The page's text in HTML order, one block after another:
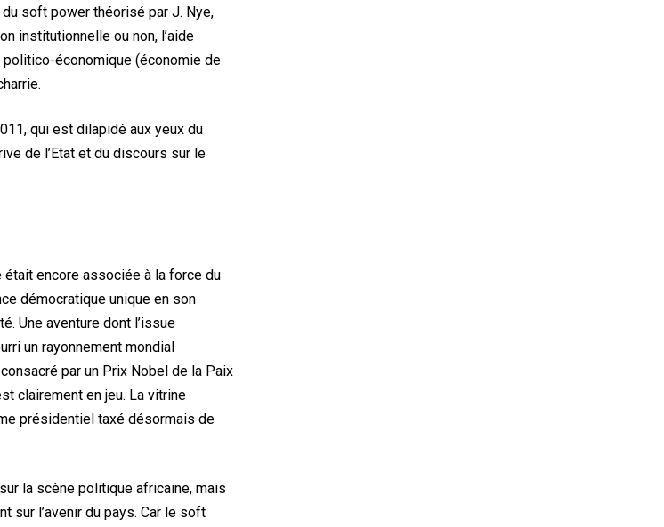
soft power théorisé par J. Nye,
institutionnelle ou non, l’aide
politico-économique (économie de
qui est dilapidé aux yeux du
de l’Etat et du discours sur le
encore associée à la force du
démocratique unique en son
Une aventure dont l’issue
un rayonnement mondial
par un Prix Nobel de la Paix
clairement en jeu. La vitrine
présidentiel taxé désormais de
la scène politique africaine, mais
sur l’avenir du pays. Car le soft